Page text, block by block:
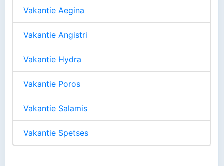
Vakantie Aegina
Vakantie Angistri
Vakantie Hydra
Vakantie Poros
Vakantie Salamis
Vakantie Spetses